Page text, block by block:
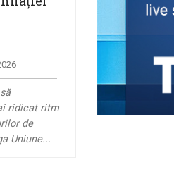
ridicat ritm
de
Uniune...